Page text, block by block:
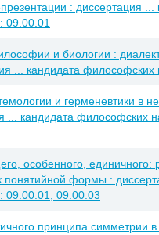
: диссертация ...
09.00.01
и биологии :
... кандидата философских
и герменевтики в
... кандидата философских
особенного, единичного:
понятийной формы :
09.00.01, 09.00.03
принципа симметрии